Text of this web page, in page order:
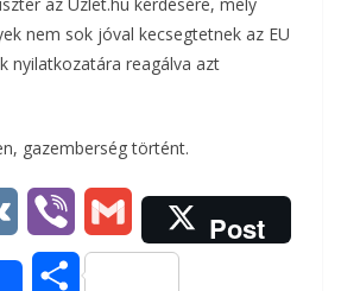
nem sok jóval kecsegtetnek az EU
nyilatkozatára reagálva azt
gazemberség történt.
K
i
m
Post
O